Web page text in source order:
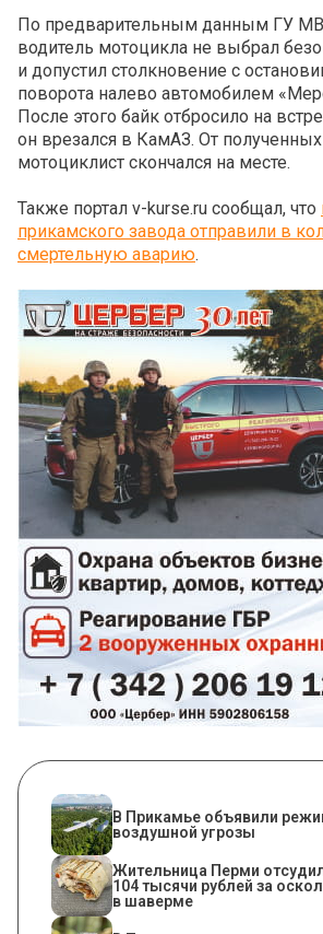
По предварительным данным ГУ
водитель мотоцикла не выбрал
и допустил столкновение с
поворота налево автомобилем
После этого байк отбросило на
он врезался в КамАЗ. От
мотоциклист скончался на месте.
Также портал v-kurse.ru сообщал, что
прикамского завода отправили в
смертельную аварию.
В Прикамье объявили
воздушной угрозы
Жительница Перми
104 тысячи рублей за
в шаверме